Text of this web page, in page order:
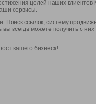
целей наших
сервисы.
ссылок, систему
вы всегда можете получить о
вашего бизнеса!